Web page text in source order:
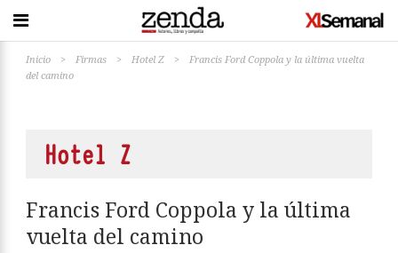
Inicio > Firmas > Hotel Z >
Francis Ford Coppola y la última vuelta
del camino
Hotel Z
Francis Ford Coppola y la última
vuelta del camino